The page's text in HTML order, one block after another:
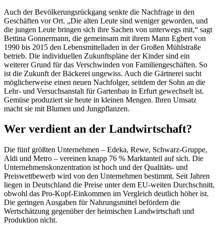
Auch der Bevölkerungsrückgang senkte die Nachfrage in den
Geschäften vor Ort. „Die alten Leute sind weniger geworden, und
die jungen Leute bringen sich ihre Sachen von unterwegs mit,“ sagt
Bettina Gonnermann, die gemeinsam mit ihrem Mann Egbert von
1990 bis 2015 den Lebensmittelladen in der Großen Mühlstraße
betrieb. Die individuellen Zukunftspläne der Kinder sind ein
weiterer Grund für das Verschwinden von Familiengeschäften. So
ist die Zukunft der Bäckerei ungewiss. Auch die Gärtnerei sucht
möglicherweise einen neuen Nachfolger, seitdem der Sohn an die
Lehr- und Versuchsanstalt für Gartenbau in Erfurt gewechselt ist.
Gemüse produziert sie heute in kleinen Mengen. Ihren Umsatz
macht sie mit Blumen und Jungpflanzen.
Wer verdient an der Landwirtschaft?
Die fünf größten Unternehmen – Edeka, Rewe, Schwarz-Gruppe,
Aldi und Metro – vereinen knapp 76 % Marktanteil auf sich. Die
Unternehmenskonzentration ist hoch und der Qualitäts- und
Preiswettbewerb wird von den Unternehmen bestimmt. Seit Jahren
liegen in Deutschland die Preise unter dem EU-weiten Durchschnitt,
obwohl das Pro-Kopf-Einkommen im Vergleich deutlich höher ist.
Die geringen Ausgaben für Nahrungsmittel befördern die
Wertschätzung gegenüber der heimischen Landwirtschaft und
Produktion nicht.